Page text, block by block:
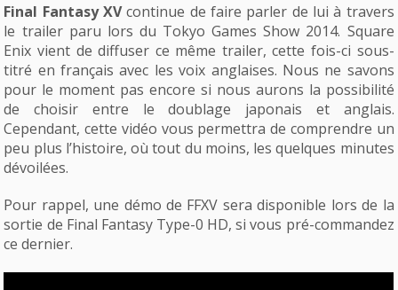
Final Fantasy XVcontinue de faire parler de lui à travers
le trailer paru lors du Tokyo Games Show 2014. Square
Enix vient de diffuser ce même trailer, cette fois-ci sous-
titré en français avec les voix anglaises. Nous ne savons
pour le moment pas encore si nous aurons la possibilité
de choisir entre le doublage japonais et anglais.
Cependant, cette vidéo vous permettra de comprendre un
peu plus l’histoire, où tout du moins, les quelques minutes
dévoilées.
Pour rappel, une démo de FFXV sera disponible lors de la
sortie de Final Fantasy Type-0 HD, si vous pré-commandez
ce dernier.